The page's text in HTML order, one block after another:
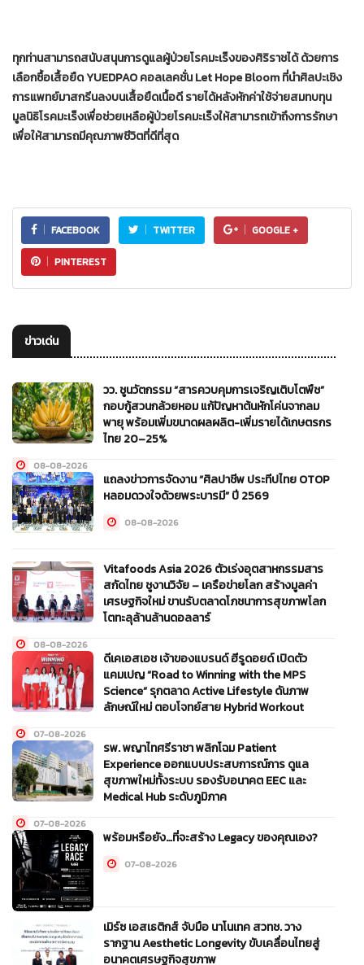
ทุกท่านสามารถสนับสนุนการดูแลผู้ป่วยโรคมะเร็งของศิริราชได้ ด้วยการ
เลือกซื้อเสื้อยืด YUEDPAO คอลเลคชั่น Let Hope Bloom ที่นำศิลปะเชิง
การแพทย์มาสกรีนลงบนเสื้อยืดเนื้อดี รายได้หลังหักค่าใช้จ่ายสมทบทุน
มูลนิธิโรคมะเร็งเพื่อช่วยเหลือผู้ป่วยโรคมะเร็งให้สามารถเข้าถึงการรักษา
เพื่อให้สามารถมีคุณภาพชีวิตที่ดีที่สุด
FACEBOOK TWITTER GOOGLE +
PINTEREST
ข่าวเด่น
วว. ชูนวัตกรรม “สารควบคุมการเจริญเติบโตพืช”
กอบกู้สวนกล้วยหอม แก้ปัญหาต้นหักโค่นจากลม
พายุ พร้อมเพิ่มขนาดผลผลิต-เพิ่มรายได้เกษตรกร
ไทย 20–25%
08-08-2026
แถลงข่าวการจัดงาน “ศิลปาชีพ ประทีปไทย OTOP
หลอมดวงใจด้วยพระบารมี” ปี 2569
08-08-2026
Vitafoods Asia 2026 ตัวเร่งอุตสาหกรรมสาร
สกัดไทย ชูงานวิจัย – เครือข่ายโลก สร้างมูลค่า
เศรษฐกิจใหม่ ขานรับตลาดโภชนาการสุขภาพโลก
โตทะลุล้านล้านดอลลาร์
08-08-2026
ดีเคเอสเอช เจ้าของแบรนด์ ฮีรูดอยด์ เปิดตัว
แคมเปญ “Road to Winning with the MPS
Science” รุกตลาด Active Lifestyle ดันภาพ
ลักษณ์ใหม่ ตอบโจทย์สาย Hybrid Workout
07-08-2026
รพ. พญาไทศรีราชา พลิกโฉม Patient
Experience ออกแบบประสบการณ์การ ดูแล
สุขภาพใหม่ทั้งระบบ รองรับอนาคต EEC และ
Medical Hub ระดับภูมิภาค
07-08-2026
พร้อมหรือยัง…ที่จะสร้าง Legacy ของคุณเอง?
07-08-2026
เมิร์ซ เอสเธติกส์ จับมือ นาโนเทค สวทช. วาง
รากฐาน Aesthetic Longevity ขับเคลื่อนไทยสู่
อนาคตเศรษฐกิจสุขภาพ